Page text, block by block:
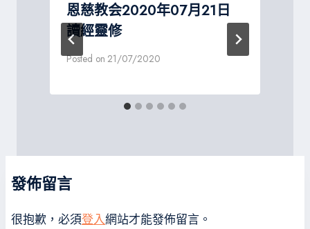
恩慈教会2020年07月21日
讀經靈修
Posted on 21/07/2020
發佈留言
很抱歉，必須登入網站才能發佈留言。